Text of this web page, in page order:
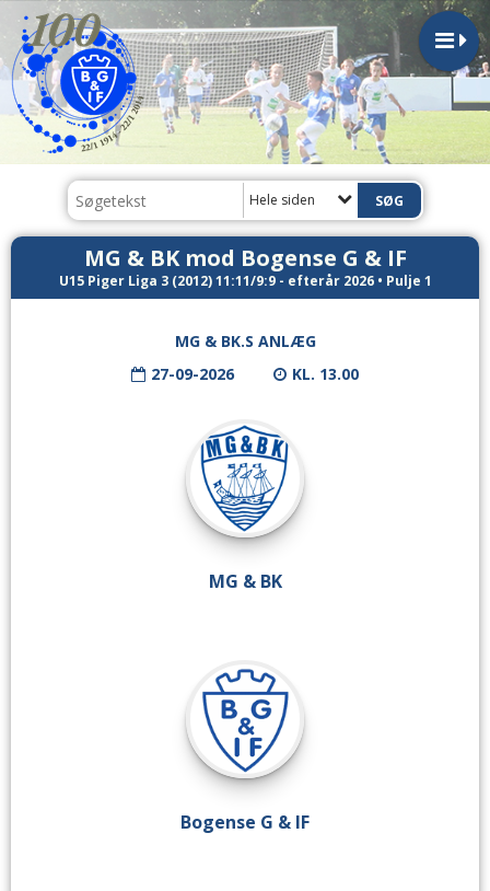
Hele siden
MG & BK mod Bogense G & IF
U15 Piger Liga 3 (2012) 11:11/9:9 - efterår 2026 • Pulje 1
MG & BK.S ANLÆG
27-09-2026
KL. 13.00
MG & BK
Bogense G & IF